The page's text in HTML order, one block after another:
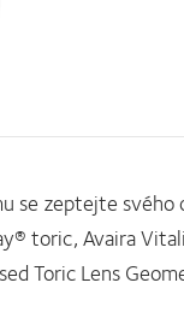
se zeptejte
toric, Avaira
Toric Lens